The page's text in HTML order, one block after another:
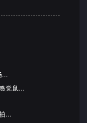
...
觉鼠...
...